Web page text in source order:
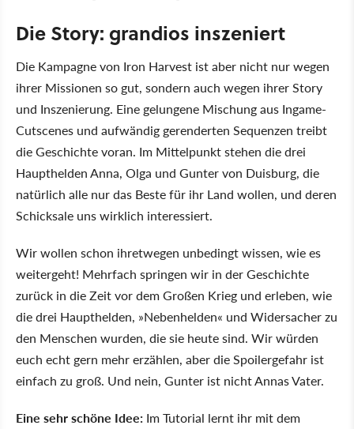
Die Story: grandios inszeniert
Die Kampagne von Iron Harvest ist aber nicht nur wegen
ihrer Missionen so gut, sondern auch wegen ihrer Story
und Inszenierung. Eine gelungene Mischung aus Ingame-
Cutscenes und aufwändig gerenderten Sequenzen treibt
die Geschichte voran. Im Mittelpunkt stehen die drei
Haupthelden Anna, Olga und Gunter von Duisburg, die
natürlich alle nur das Beste für ihr Land wollen, und deren
Schicksale uns wirklich interessiert.
Wir wollen schon ihretwegen unbedingt wissen, wie es
weitergeht! Mehrfach springen wir in der Geschichte
zurück in die Zeit vor dem Großen Krieg und erleben, wie
die drei Haupthelden, »Nebenhelden« und Widersacher zu
den Menschen wurden, die sie heute sind. Wir würden
euch echt gern mehr erzählen, aber die Spoilergefahr ist
einfach zu groß. Und nein, Gunter ist nicht Annas Vater.
Eine sehr schöne Idee: Im Tutorial lernt ihr mit dem